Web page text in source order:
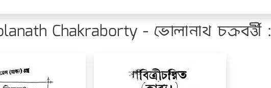
Chakraborty - ভোলানাথ চক্রবর্ত্তী :